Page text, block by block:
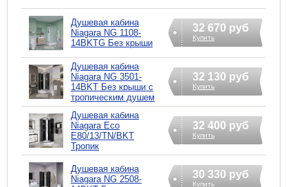
Душевая кабина
Niagara NG 1108-
14BKTG Без крыши
32 670 руб
Купить
Душевая кабина
Niagara NG 3501-
14BKT Без крыши с
тропическим душем
32 130 руб
Купить
Душевая кабина
Niagara Eco
E80/13/TN/BKT
Тропик
32 400 руб
Купить
Душевая кабина
Niagara NG 2508-
30 330 руб
Купить